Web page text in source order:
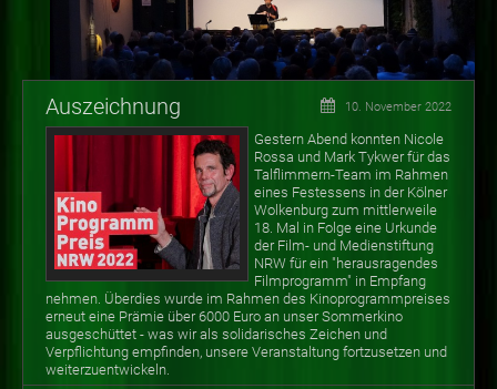
Auszeichnung 10. November 2022
Gestern Abend konnten Nicole
Rossa und Mark Tykwer für das
Talflimmern-Team im Rahmen
eines Festessens in der Kölner
Wolkenburg zum mittlerweile
18. Mal in Folge eine Urkunde
der Film- und Medienstiftung
NRW für ein "herausragendes
Filmprogramm" in Empfang
nehmen. Überdies wurde im Rahmen des Kinoprogrammpreises
erneut eine Prämie über 6000 Euro an unser Sommerkino
ausgeschüttet - was wir als solidarisches Zeichen und
Verpflichtung empfinden, unsere Veranstaltung fortzusetzen und
weiterzuentwickeln.